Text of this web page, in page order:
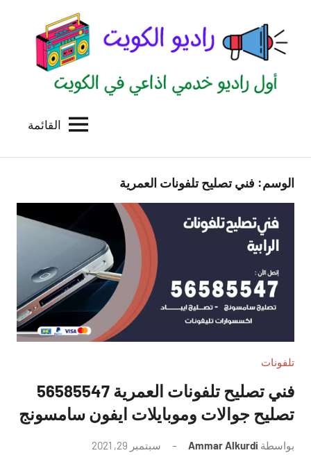
المحتوى
الكويت
للاعلانات
بالكويت
القائمة
الوسم: فني تصليح تلفونات العمرية
تلفونات
فني تصليح تلفونات العمرية 56585547
تصليح جوالات وموبايلات ايفون سامسونج
بواسطة Ammar Alkurdi سبتمبر 29, 2021